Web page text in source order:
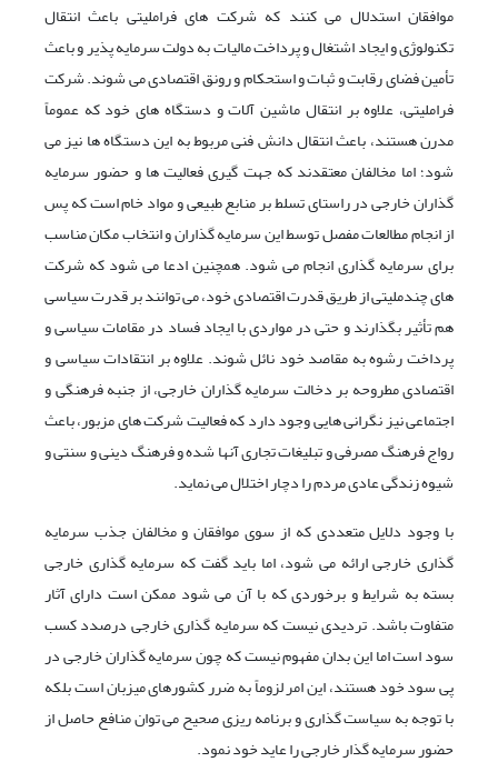
موافقان استدلال می کنند که شرکت های فراملیتی باعث انتقال
تکنولوژی و ایجاد اشتغال و پرداخت مالیات به دولت سرمایه پذیر و باعث
تأمین فضای رقابت و ثبات و استحکام و رونق اقتصادی می شوند. شرکت
فراملیتی، علاوه بر انتقال ماشین آلات و دستگاه های خود که عموماً
مدرن هستند، باعث انتقال دانش فنی مربوط به این دستگاه ها نیز می
شود؛ اما مخالفان معتقدند که جهت گیری فعالیت ها و حضور سرمایه
گذاران خارجی در راستای تسلط بر منابع طبیعی و مواد خام است که پس
از انجام مطالعات مفصل توسط این سرمایه گذاران و انتخاب مکان مناسب
برای سرمایه گذاری انجام می شود. همچنین ادعا می شود که شرکت
های چندملیتی از طریق قدرت اقتصادی خود، می توانند بر قدرت سیاسی
هم تأثیر بگذارند و حتی در مواردی با ایجاد فساد در مقامات سیاسی و
پرداخت رشوه به مقاصد خود نائل شوند. علاوه بر انتقادات سیاسی و
اقتصادی مطروحه بر دخالت سرمایه گذاران خارجی، از جنبه فرهنگی و
اجتماعی نیز نگرانی هایی وجود دارد که فعالیت شرکت های مزبور، باعث
رواج فرهنگ مصرفی و تبلیغات تجاری آنها شده و فرهنگ دینی و سنتی و
شیوه زندگی عادی مردم را دچار اختلال می نماید.
با وجود دلایل متعددی که از سوی موافقان و مخالفان جذب سرمایه
گذاری خارجی ارائه می شود، اما باید گفت که سرمایه گذاری خارجی
بسته به شرایط و برخوردی که با آن می شود ممکن است دارای آثار
متفاوت باشد. تردیدی نیست که سرمایه گذاری خارجی درصدد کسب
سود است اما این بدان مفهوم نیست که چون سرمایه گذاران خارجی در
پی سود خود هستند، این امر لزوماً به ضرر کشورهای میزبان است بلکه
با توجه به سیاست گذاری و برنامه ریزی صحیح می توان منافع حاصل از
حضور سرمایه گذار خارجی را عاید خود نمود.